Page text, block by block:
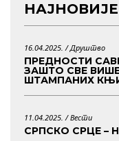
НАЈНОВИЈЕ
16.04.2025. /Друштво
ПРЕДНОСТИ
ЗАШТО СВЕ
ШТАМПАНИХ
11.04.2025. /Вести
СРПСКО СРЦЕ –